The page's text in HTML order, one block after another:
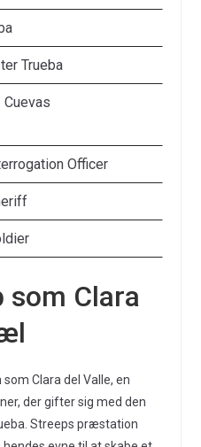
Trueba
Cuevas
Officer
som Clara
Clara del Valle, en
der gifter sig med den
Streeps præstation